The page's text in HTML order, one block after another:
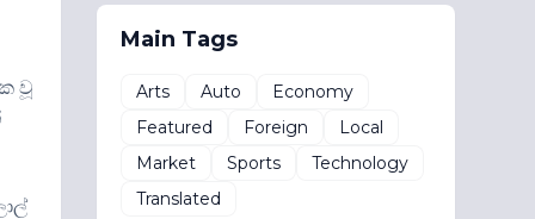
වූ
Main Tags
Arts Auto
Economy
Featured
Foreign
Local
Market
Sports
Technology
Translated